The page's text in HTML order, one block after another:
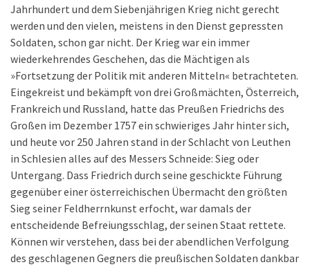
Jahrhundert und dem Siebenjährigen Krieg nicht gerecht
werden und den vielen, meistens in den Dienst gepressten
Soldaten, schon gar nicht. Der Krieg war ein immer
wiederkehrendes Geschehen, das die Mächtigen als
»Fortsetzung der Politik mit anderen Mitteln« betrachteten.
Eingekreist und bekämpft von drei Großmächten, Österreich,
Frankreich und Russland, hatte das Preußen Friedrichs des
Großen im Dezember 1757 ein schwieriges Jahr hinter sich,
und heute vor 250 Jahren stand in der Schlacht von Leuthen
in Schlesien alles auf des Messers Schneide: Sieg oder
Untergang. Dass Friedrich durch seine geschickte Führung
gegenüber einer österreichischen Übermacht den größten
Sieg seiner Feldherrnkunst erfocht, war damals der
entscheidende Befreiungsschlag, der seinen Staat rettete.
Können wir verstehen, dass bei der abendlichen Verfolgung
des geschlagenen Gegners die preußischen Soldaten dankbar